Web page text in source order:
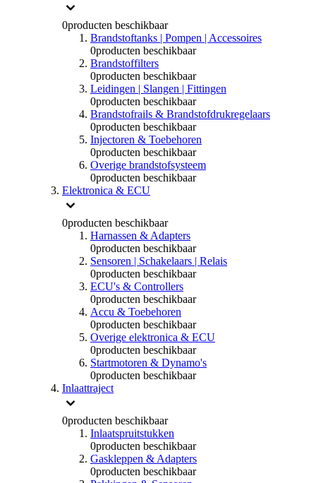
0producten beschikbaar
Brandstoftanks | Pompen | Accessoires
0producten beschikbaar
Brandstoffilters
0producten beschikbaar
Leidingen | Slangen | Fittingen
0producten beschikbaar
Brandstofrails & Brandstofdrukregelaars
0producten beschikbaar
Injectoren & Toebehoren
0producten beschikbaar
Overige brandstofsysteem
0producten beschikbaar
Elektronica & ECU
0producten beschikbaar
Harnassen & Adapters
0producten beschikbaar
Sensoren | Schakelaars | Relais
0producten beschikbaar
ECU's & Controllers
0producten beschikbaar
Accu & Toebehoren
0producten beschikbaar
Overige elektronica & ECU
0producten beschikbaar
Startmotoren & Dynamo's
0producten beschikbaar
Inlaattraject
0producten beschikbaar
Inlaatspruitstukken
0producten beschikbaar
Gaskleppen & Adapters
0producten beschikbaar